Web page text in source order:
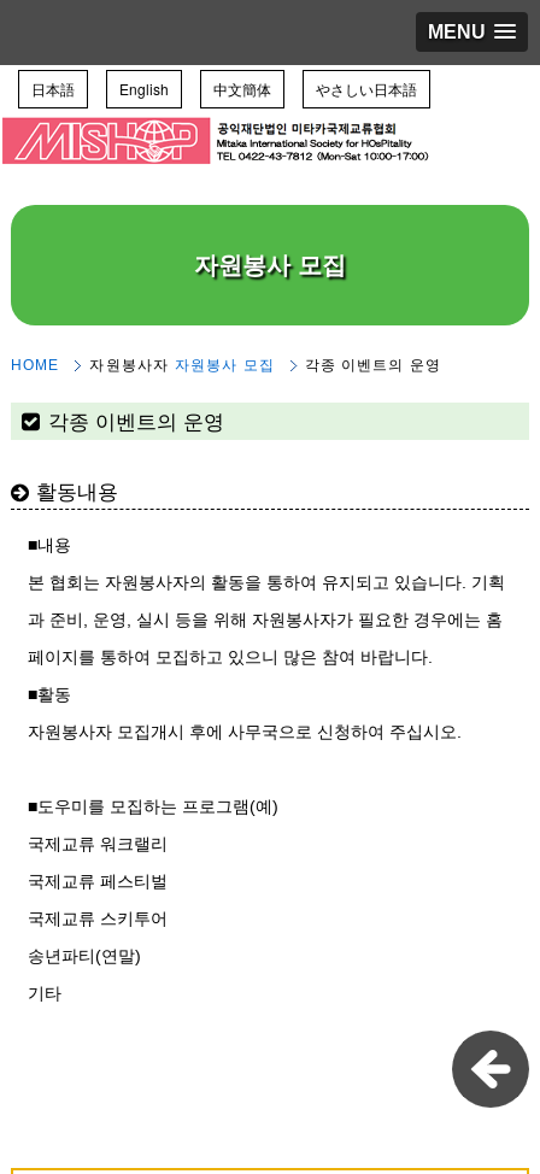
MENU
日本語 English 中文簡体 やさしい日本語
자원봉사 모집
HOME 자원봉사자 자원봉사 모집 각종 이벤트의 운영
각종 이벤트의 운영
활동내용
■내용
본 협회는 자원봉사자의 활동을 통하여 유지되고 있습니다. 기획
과 준비, 운영, 실시 등을 위해 자원봉사자가 필요한 경우에는 홈
페이지를 통하여 모집하고 있으니 많은 참여 바랍니다.
■활동
자원봉사자 모집개시 후에 사무국으로 신청하여 주십시오.
■도우미를 모집하는 프로그램(예)
국제교류 워크랠리
국제교류 페스티벌
국제교류 스키투어
송년파티(연말)
기타